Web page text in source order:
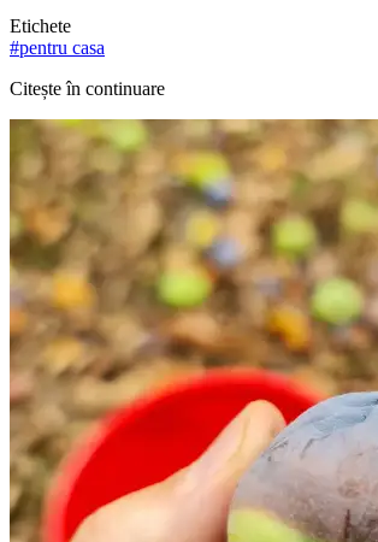
Etichete
#pentru casa
Citește în continuare